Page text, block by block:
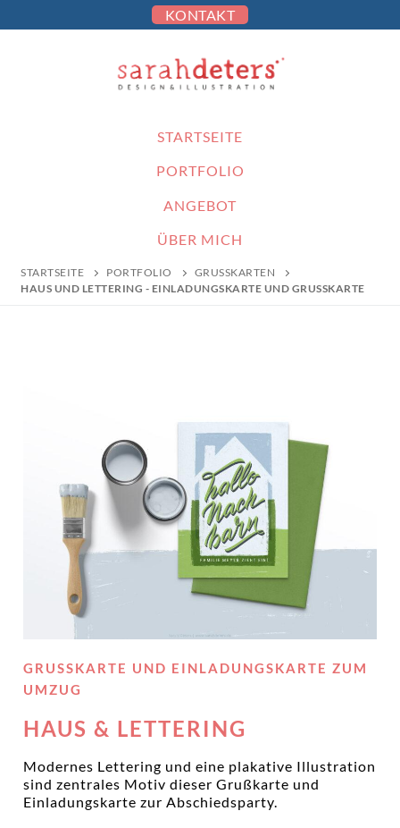
KONTAKT
STARTSEITE
PORTFOLIO
ANGEBOT
ÜBER MICH
STARTSEITE PORTFOLIO
GRUSSKARTEN
HAUS UND LETTERING - EINLADUNGSKARTE UND GRUSSKARTE
GRUSSKARTE UND EINLADUNGSKARTE ZUM U
MZUG
HAUS & LETTERING
Modernes Lettering und eine plakative Illustration
sind zentrales Motiv dieser Grußkarte und
Einladungskarte zur Abschiedsparty.